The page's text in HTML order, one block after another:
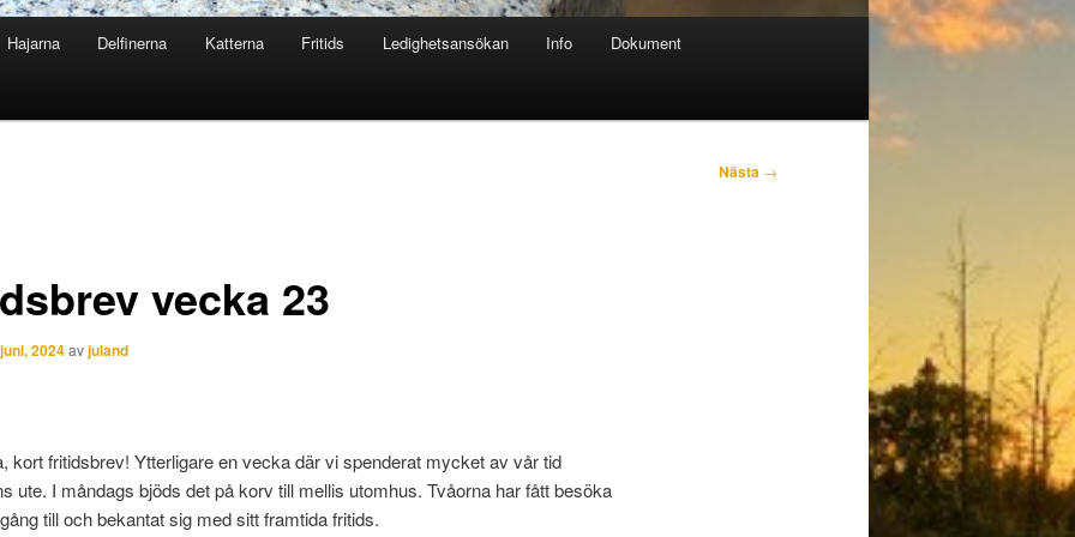
Hajarna Delfinerna Katterna Fritids Ledighetsansökan Info Dokument
Nästa →
vecka 23
2024avjuland
kort fritidsbrev! Ytterligare en vecka där vi spenderat mycket av vår tid
ute. I måndags bjöds det på korv till mellis utomhus. Tvåorna har fått besöka
till och bekantat sig med sitt framtida fritids.